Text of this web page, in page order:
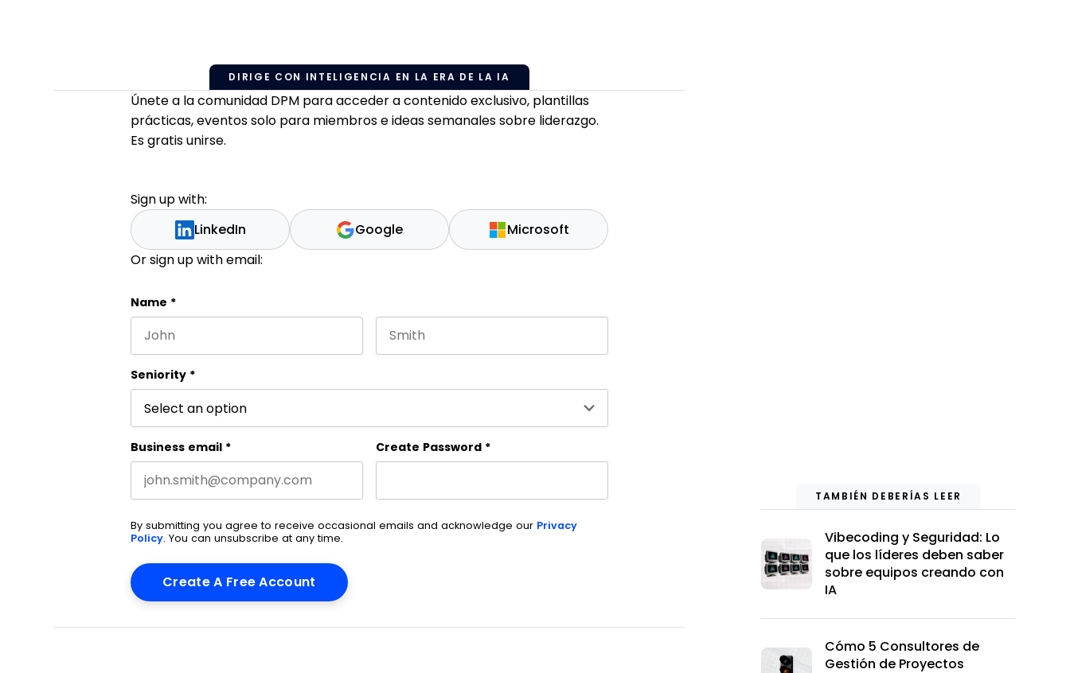
DIRIGE CON INTELIGENCIA EN LA ERA DE LA IA
Únete a la comunidad DPM para acceder a contenido exclusivo, plantillas
prácticas, eventos solo para miembros e ideas semanales sobre liderazgo.
Es gratis unirse.
Sign up with:
LinkedIn Google Microsoft
Or sign up with email:
LinkedIn
Este campo es un campo de validación y debe quedar sin cambios.
Name *
Seniority *
Business email * Create Password *
By submitting you agree to receive occasional emails and acknowledge our Privacy
Policy. You can unsubscribe at any time.
TAMBIÉN DEBERÍAS LEER
Vibecoding y Seguridad: Lo
que los líderes deben saber
sobre equipos creando con
IA
Cómo 5 Consultores de
Gestión de Proyectos